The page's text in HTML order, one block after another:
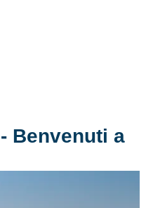
- Benvenuti a